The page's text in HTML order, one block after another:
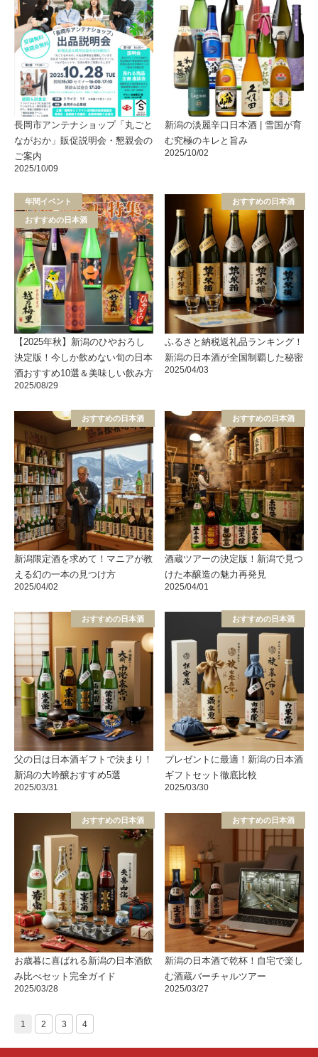
長岡市アンテナショップ「丸ごと
ながおか」販促説明会・懇親会の
ご案内
2025/10/09
新潟の淡麗辛口日本酒 | 雪国が育
む究極のキレと旨み
2025/10/02
年間イベント
おすすめの日本酒
【2025年秋】新潟のひやおろし
決定版！今しか飲めない旬の日本
酒おすすめ10選＆美味しい飲み方
2025/08/29
おすすめの日本酒
ふるさと納税返礼品ランキング！
新潟の日本酒が全国制覇した秘密
2025/04/03
おすすめの日本酒
新潟限定酒を求めて！マニアが教
える幻の一本の見つけ方
2025/04/02
おすすめの日本酒
酒蔵ツアーの決定版！新潟で見つ
けた本醸造の魅力再発見
2025/04/01
おすすめの日本酒
父の日は日本酒ギフトで決まり！
新潟の大吟醸おすすめ5選
2025/03/31
おすすめの日本酒
プレゼントに最適！新潟の日本酒
ギフトセット徹底比較
2025/03/30
おすすめの日本酒
お歳暮に喜ばれる新潟の日本酒飲
み比べセット完全ガイド
2025/03/28
おすすめの日本酒
新潟の日本酒で乾杯！自宅で楽し
む酒蔵バーチャルツアー
2025/03/27
1 2 3 4